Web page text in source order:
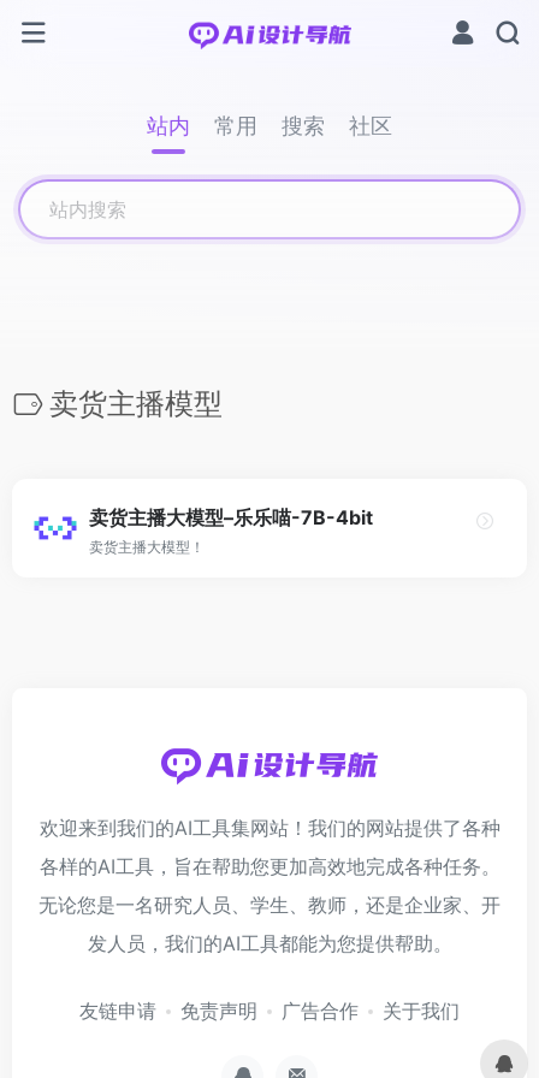
站内 常用 搜索 社区
卖货主播模型
卖货主播大模型–乐乐喵-7B-4bit
卖货主播大模型！
欢迎来到我们的AI工具集网站！我们的网站提供了各种
各样的AI工具，旨在帮助您更加高效地完成各种任务。
无论您是一名研究人员、学生、教师，还是企业家、开
发人员，我们的AI工具都能为您提供帮助。
友链申请 免责声明 广告合作 关于我们